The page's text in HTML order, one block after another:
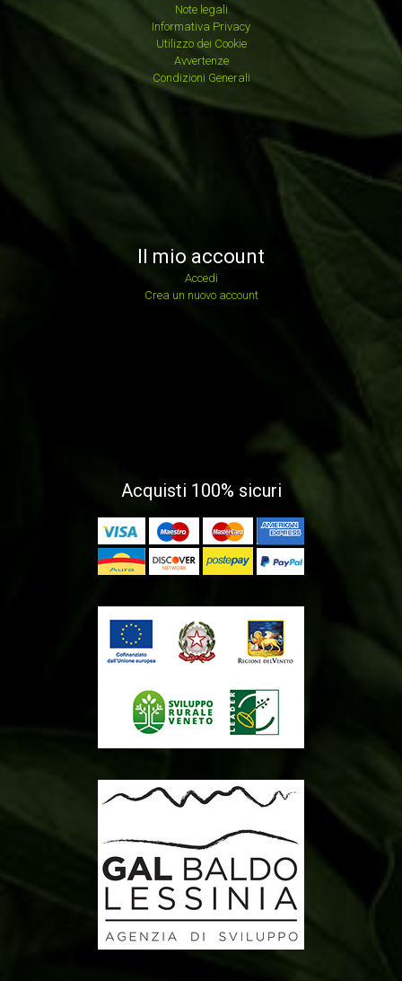
Note legali
Informativa Privacy
Utilizzo dei Cookie
Avvertenze
Condizioni Generali
Il mio account
Accedi
Crea un nuovo account
Acquisti 100% sicuri